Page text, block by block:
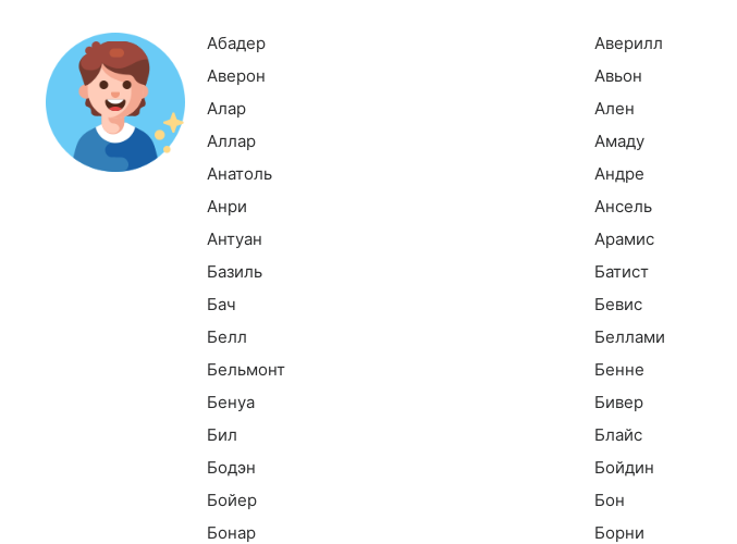
Абадер
Аверилл
Аверон
Авьон
Алар
Ален
Аллар
Амаду
Анатоль
Андре
Анри
Ансель
Антуан
Арамис
Базиль
Батист
Бач
Бевис
Белл
Беллами
Бельмонт
Бенне
Бенуа
Бивер
Бил
Блайс
Бодэн
Бойдин
Бойер
Бон
Бонар
Борни